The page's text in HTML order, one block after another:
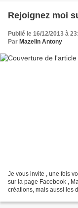
Rejoignez moi
Publié le 16/12/2013 à
Par Mazelin Antony
Je vous invite , une fois
sur la page Facebook ,
créations, mais aussi les